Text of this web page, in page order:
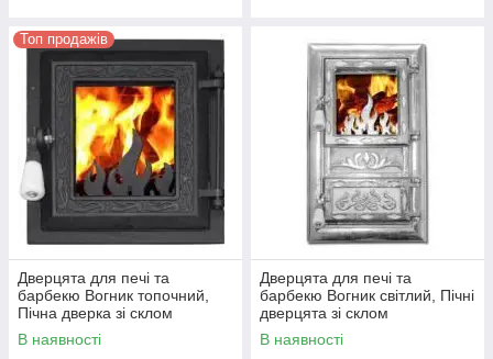
Топ продажів
Дверцята для печі та
барбекю Вогник топочний,
Пічна дверка зі склом
В наявності
Дверцята для печі та
барбекю Вогник світлий, Пічні
дверцята зі склом
В наявності